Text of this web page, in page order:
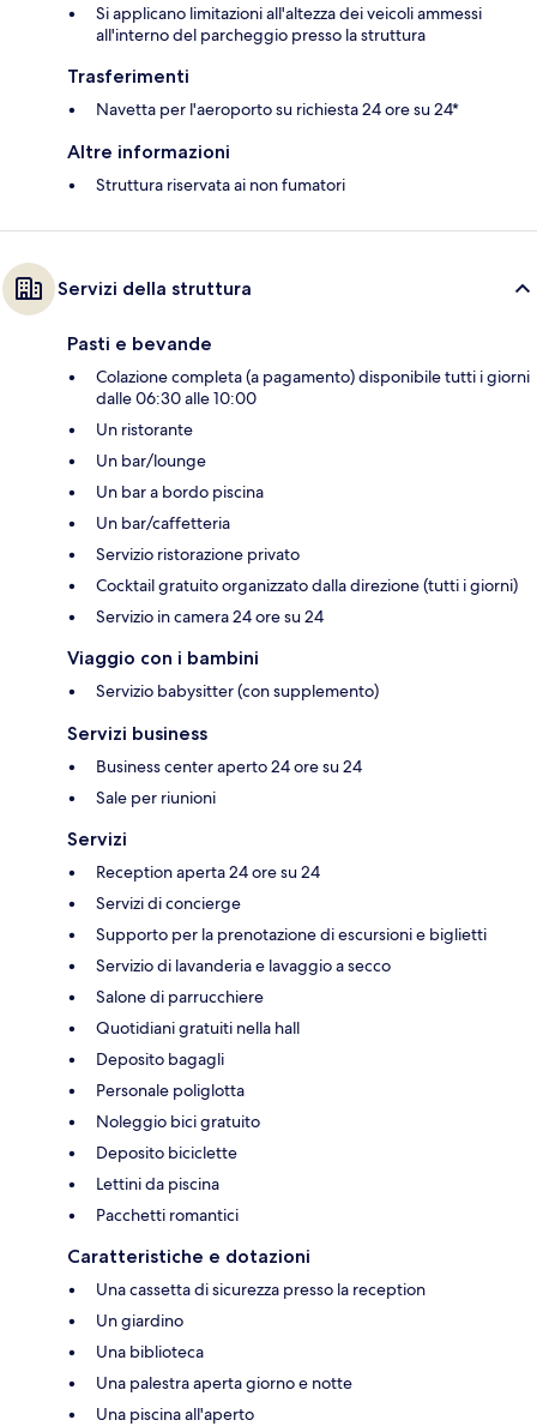
Si applicano limitazioni all'altezza dei veicoli ammessi
all'interno del parcheggio presso la struttura
Trasferimenti
Navetta per l'aeroporto su richiesta 24 ore su 24*
Altre informazioni
Struttura riservata ai non fumatori
Servizi della struttura
Pasti e bevande
Colazione completa (a pagamento) disponibile tutti i giorni
dalle 06:30 alle 10:00
Un ristorante
Un bar/lounge
Un bar a bordo piscina
Un bar/caffetteria
Servizio ristorazione privato
Cocktail gratuito organizzato dalla direzione (tutti i giorni)
Servizio in camera 24 ore su 24
Viaggio con i bambini
Servizio babysitter (con supplemento)
Servizi business
Business center aperto 24 ore su 24
Sale per riunioni
Servizi
Reception aperta 24 ore su 24
Servizi di concierge
Supporto per la prenotazione di escursioni e biglietti
Servizio di lavanderia e lavaggio a secco
Salone di parrucchiere
Quotidiani gratuiti nella hall
Deposito bagagli
Personale poliglotta
Noleggio bici gratuito
Deposito biciclette
Lettini da piscina
Pacchetti romantici
Caratteristiche e dotazioni
Una cassetta di sicurezza presso la reception
Un giardino
Una biblioteca
Una palestra aperta giorno e notte
Una piscina all'aperto